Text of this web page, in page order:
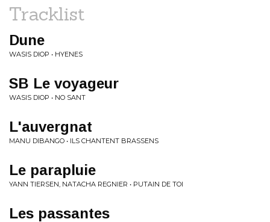
Tracklist
Dune
WASIS DIOP • HYENES
SB Le voyageur
WASIS DIOP • NO SANT
L'auvergnat
MANU DIBANGO • ILS CHANTENT BRASSENS
Le parapluie
YANN TIERSEN, NATACHA REGNIER • PUTAIN DE TOI
Les passantes